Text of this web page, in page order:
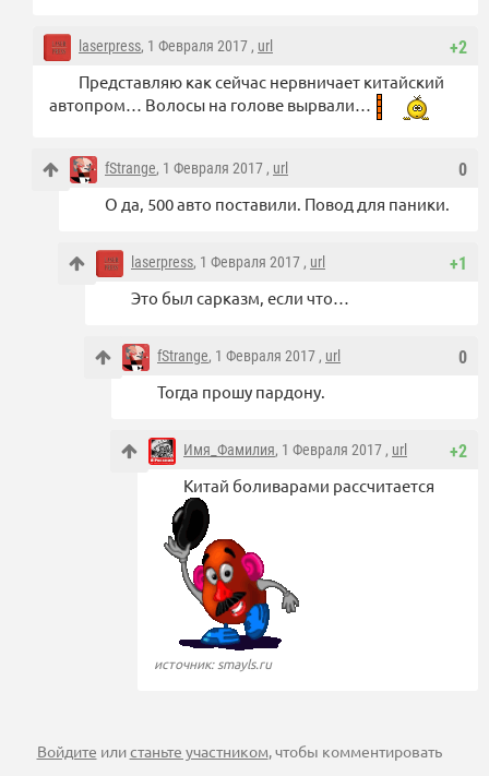
+2
laserpress, 1 Февраля 2017 , url
Представляю как сейчас нервничает китайский
автопром… Волосы на голове вырвали…
0
fStrange, 1 Февраля 2017 , url
О да, 500 авто поставили. Повод для паники.
+1
laserpress, 1 Февраля 2017 , url
Это был сарказм, если что…
0
fStrange, 1 Февраля 2017 , url
Тогда прошу пардону.
+2
Имя_Фамилия, 1 Февраля 2017 , url
Китай боливарами рассчитается
источник: smayls.ru
Войдите илистаньте участником, чтобы комментировать